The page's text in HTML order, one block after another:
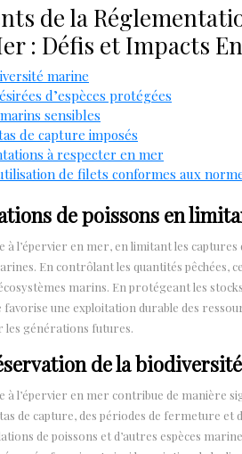
de la
: Défis et Impacts
marine
d’espèces protégées
sensibles
de capture imposés
à respecter en mer
de filets conformes aux
de poissons en
à l’épervier en mer, en limitant les captures
En contrôlant les quantités pêchées,
marins. En protégeant les
une exploitation durable des
les générations futures.
de la
à l’épervier en mer contribue de manière
de capture, des périodes de fermeture
de poissons et d’autres espèces